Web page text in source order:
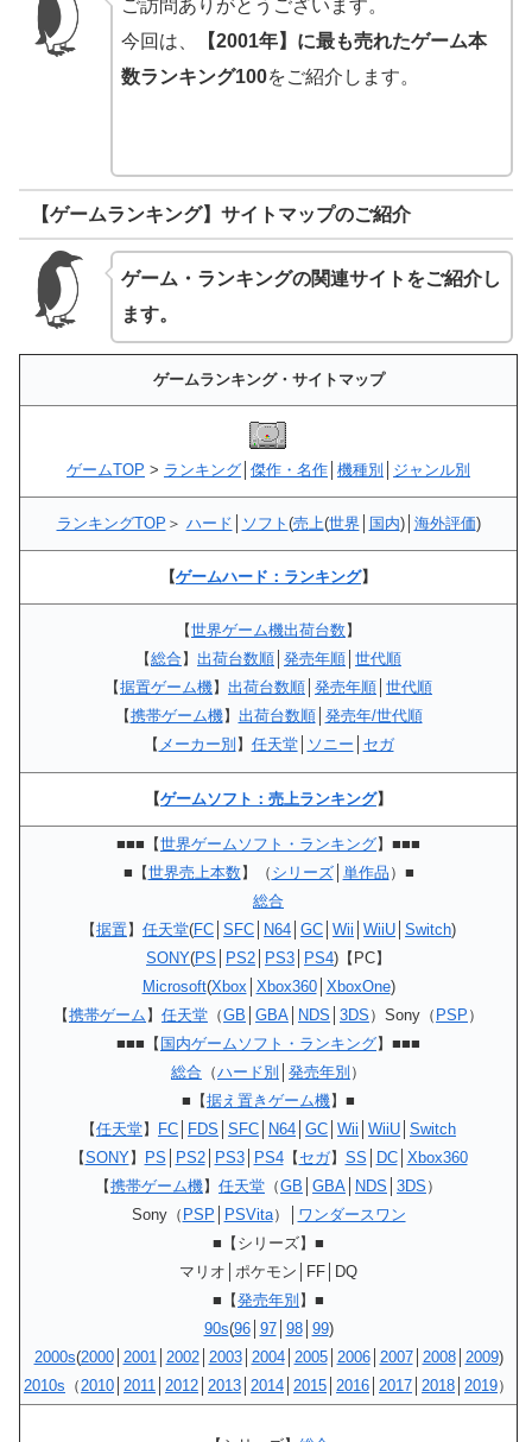
ご訪問ありがとうございます。
今回は、
【2001年】に最も売れたゲーム本
数ランキング100をご紹介します。
【ゲームランキング】サイトマップのご紹介
ゲーム・ランキングの関連サイトをご紹介し
ます。
ゲームランキング・サイトマップ
ゲームTOP > ランキング 傑作・名作 機種別 ジャンル別
ランキングTOP ＞ ハード ソフト (売上(世界 国内)│ 海外評価)
【ゲームハード：ランキング】
【世界ゲーム機出荷台数】
【総合】 出荷台数順 発売年順 世代順
【据置ゲーム機】 出荷台数順 発売年順 世代順
【携帯ゲーム機】 出荷台数順│ 発売年/世代順
【 メーカー別 】 任天堂│ ソニー セガ
【ゲームソフト：売上ランキング】
■■■【世界ゲームソフト・ランキング】■■■
■【世界売上本数】（ シリーズ│ 単作品 ）■
総合
【据置】 任天堂(FC SFC N64 GC Wii WiiU Switch)
SONY(PS PS2 PS3 PS4)【PC】
Microsoft(Xbox Xbox360│ XboxOne)
【携帯ゲーム 】 任天堂 （GB GBA NDS 3DS ）Sony（ PSP ）
■■■【 国内ゲームソフト・ランキング】■■■
総合 （ハード別 発売年別 ）
■【据え置きゲーム機】■
【任天堂】 FC FDS SFC N64 GC Wii WiiU Switch
【SONY】 PS PS2│ PS3│ PS4【 セガ】 SS DC│ Xbox360
【携帯ゲーム機】 任天堂 （GB GBA NDS 3DS ）
Sony（ PSP PSVita）│ ワンダースワン
■【シリーズ】■
マリオ│ポケモン│FF│DQ
■【発売年別 】■
90s(96│ 97│ 98│ 99)
2000s(2000│ 2001│ 2002│ 2003│ 2004│ 2005│ 2006│ 2007│ 2008│ 2009)
2010s （2010 2011 2012 2013 2014 2015 2016 2017 2018 2019）